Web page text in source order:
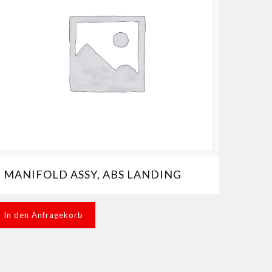
MANIFOLD ASSY, ABS LANDING
In den Anfragekorb